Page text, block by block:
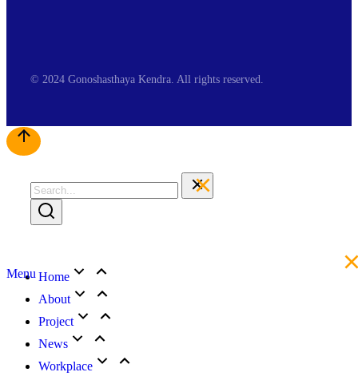
© 2024 Gonoshasthaya Kendra. All rights reserved.
Menu Home
About
Project
News
Workplace